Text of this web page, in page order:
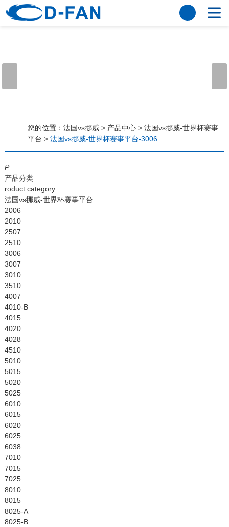
法国vs挪威
应用案例
工程案例
解决方案
新闻资讯
法国vs挪威
行业资讯
常见问题
法国vs挪威-世界杯赛事平台
联系方式
客户留言
人才招聘
English
您的位置： 法国vs挪威> 产品中心> 法国vs挪威-世界杯赛事
平台 > 法国vs挪威-世界杯赛事平台-3006
P
产品分类
roduct category
法国vs挪威-世界杯赛事平台
2006
2010
2507
2510
3006
3007
3010
3510
4007
4010-B
4015
4020
4028
4510
5010
5015
5020
5025
6010
6015
6020
6025
6038
7010
7015
7025
8010
8015
8025-A
8025-B